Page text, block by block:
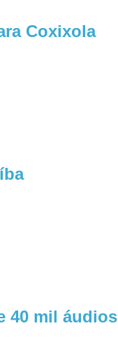
Coxixola
40 mil áudios